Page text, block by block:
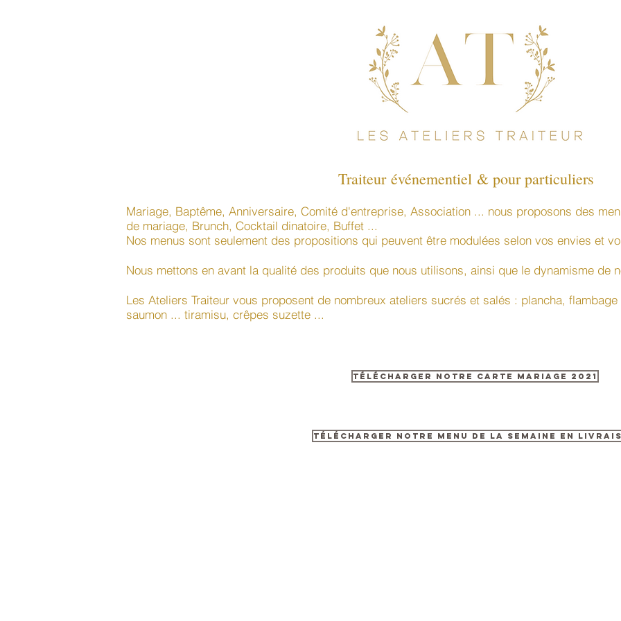
Traiteur événementiel & pour particuliers​
Mariage, Baptême, Anniversaire, Comité d'entreprise, Association ... nous proposons des
de mariage, Brunch, Cocktail dinatoire, Buffet ...
Nos menus sont seulement des propositions qui peuvent être modulées selon vos envies et
Nous mettons en avant la qualité des produits que nous utilisons, ainsi que le dynamisme de
Les Ateliers Traiteur vous proposent de nombreux ateliers sucrés et salés : plancha,
saumon ... tiramisu, crêpes suzette ...
Télécharger notre carte mariage 2021
Télécharger notre menu de la semaine en